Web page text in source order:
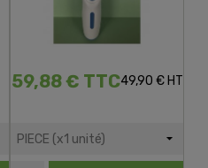
59,88 € TTC49,90 € HT